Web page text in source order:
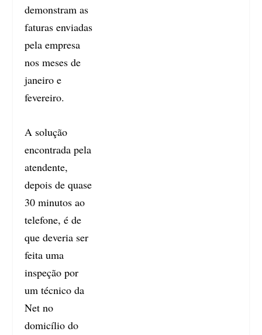
demonstram as
faturas enviadas
pela empresa
nos meses de
janeiro e
fevereiro.
A solução
encontrada pela
atendente,
depois de quase
30 minutos ao
telefone, é de
que deveria ser
feita uma
inspeção por
um técnico da
Net no
domicílio do